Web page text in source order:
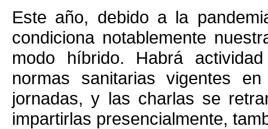
Este año, debido a la
condiciona notablemente
modo híbrido. Habrá
normas sanitarias vigentes
jornadas, y las charlas se
impartirlas presencialmente,